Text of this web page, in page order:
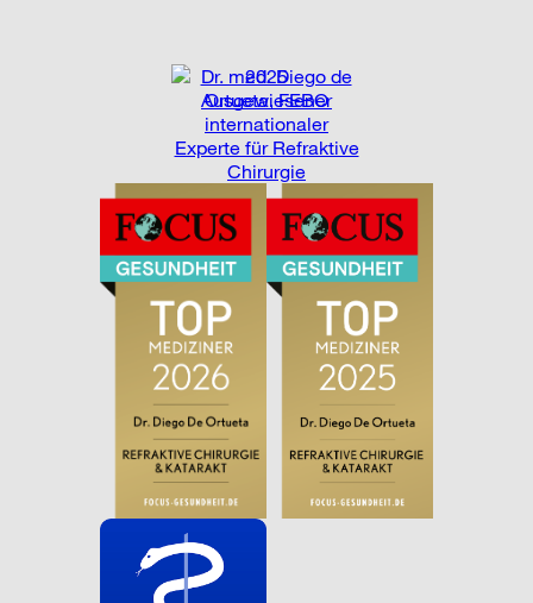
2025
Ausgewiesener
internationaler
Experte für Refraktive
Chirurgie